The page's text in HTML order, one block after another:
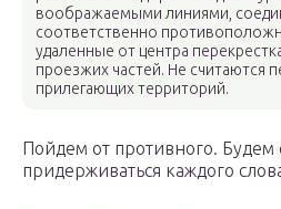
воображаемыми линиями,
соответственно
удаленные от центра
проезжих частей. Не считаются
прилегающих территорий.
Пойдем от противного. Будем
придерживаться каждого